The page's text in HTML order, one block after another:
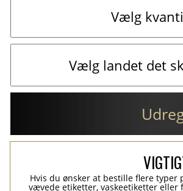
Hvis du ønsker at bestille flere
vævede etiketter, vaskeetiketter